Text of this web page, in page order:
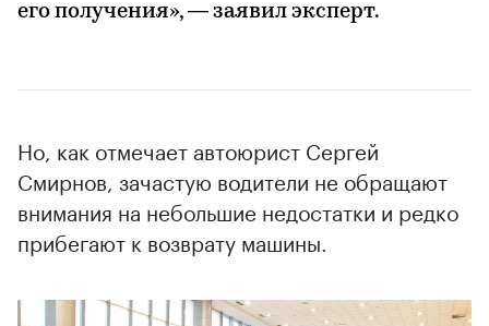
его получения», — заявил эксперт.
Но, как отмечает автоюрист Сергей
Смирнов, зачастую водители не обращают
внимания на небольшие недостатки и редко
прибегают к возврату машины.